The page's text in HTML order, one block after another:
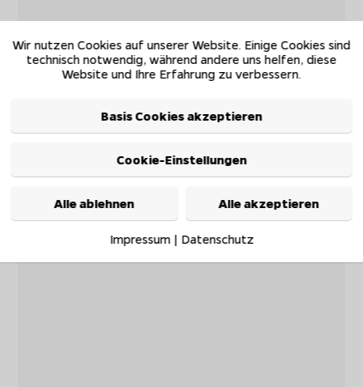
Wir nutzen Cookies auf unserer Website. Einige Cookies sind
technisch notwendig, während andere uns helfen, diese
Website und Ihre Erfahrung zu verbessern.
Basis Cookies akzeptieren
Cookie-Einstellungen
Alle ablehnen Alle akzeptieren
Impressum| Datenschutz